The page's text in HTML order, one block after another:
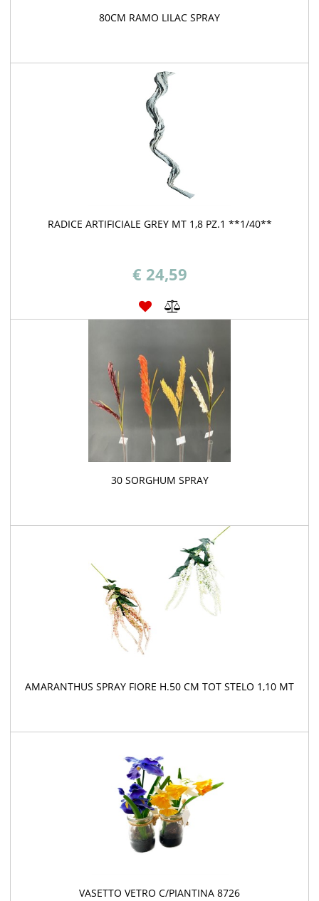
80CM RAMO LILAC SPRAY
RADICE ARTIFICIALE GREY MT 1,8 PZ.1 **1/40**
€ 24,59
30 SORGHUM SPRAY
AMARANTHUS SPRAY FIORE H.50 CM TOT STELO 1,10 MT
VASETTO VETRO C/PIANTINA 8726